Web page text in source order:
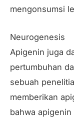
mengonsumsi
Neurogenesis
Apigenin juga
pertumbuhan
sebuah
memberikan
bahwa